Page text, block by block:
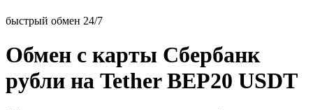
быстрый обмен 24/7
Обмен с карты Сбербанк
рубли на Tether BEP20 USDT